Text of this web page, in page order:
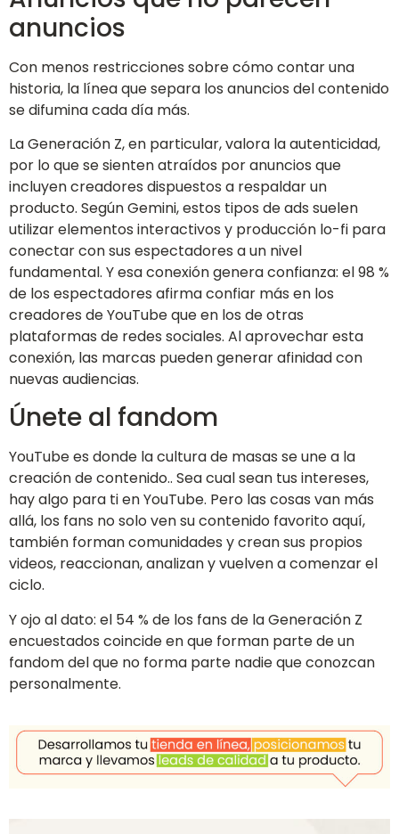
anuncios
Con menos restricciones sobre cómo contar una
historia, la línea que separa los anuncios del contenido
se difumina cada día más.
La Generación Z, en particular, valora la autenticidad,
por lo que se sienten atraídos por anuncios que
incluyen creadores dispuestos a respaldar un
producto. Según Gemini, estos tipos de ads suelen
utilizar elementos interactivos y producción lo-fi para
conectar con sus espectadores a un nivel
fundamental. Y esa conexión genera confianza: el 98 %
de los espectadores afirma confiar más en los
creadores de YouTube que en los de otras
plataformas de redes sociales. Al aprovechar esta
conexión, las marcas pueden generar afinidad con
nuevas audiencias.
Únete al fandom
YouTube es donde la cultura de masas se une a la
creación de contenido.. Sea cual sean tus intereses,
hay algo para ti en YouTube. Pero las cosas van más
allá, los fans no solo ven su contenido favorito aquí,
también forman comunidades y crean sus propios
videos, reaccionan, analizan y vuelven a comenzar el
ciclo.
Y ojo al dato: el 54 % de los fans de la Generación Z
encuestados coincide en que forman parte de un
fandom del que no forma parte nadie que conozcan
personalmente.